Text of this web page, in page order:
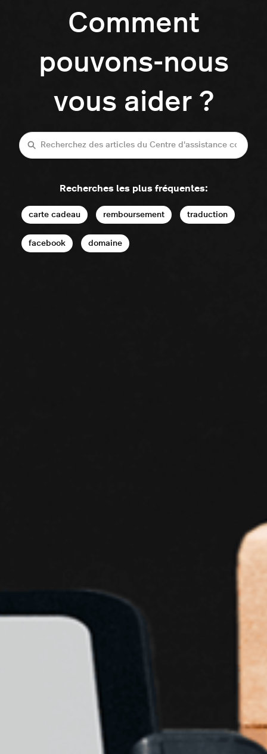
Comment
pouvons-nous
vous aider ?
Recherche
Recherches les plus fréquentes:
carte cadeau remboursement traduction
facebook domaine